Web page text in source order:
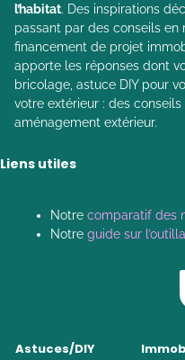
l’habitat. Des inspirations
passant par des conseils en
financement de projet
apporte les réponses dont
bricolage, astuce DIY pour
votre extérieur : des
aménagement extérieur.
Liens utiles
Notre comparatif des
Notre guide sur
Astuces/DIY